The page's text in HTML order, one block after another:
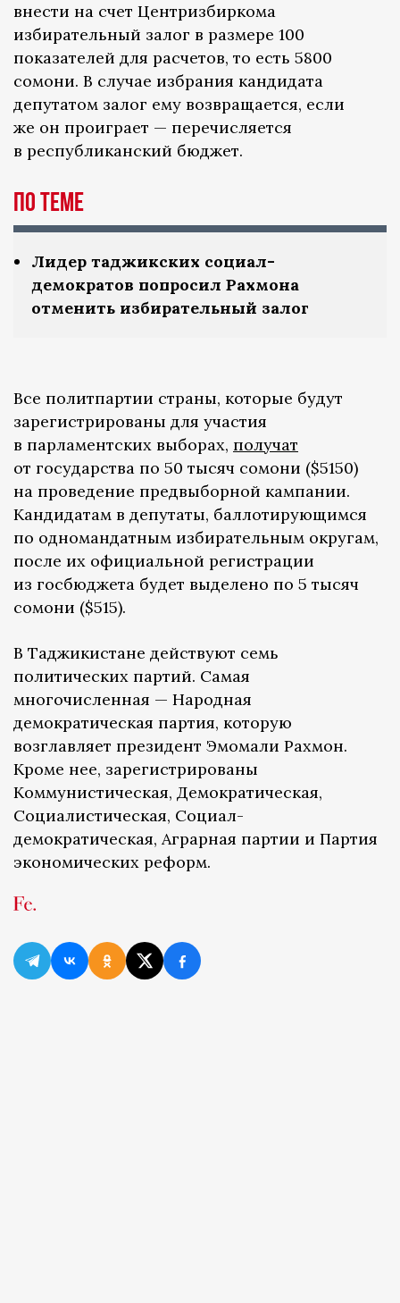
внести на счет Центризбиркома
избирательный залог в размере 100
показателей для расчетов, то есть 5800
сомони. В случае избрания кандидата
депутатом залог ему возвращается, если
же он проиграет — перечисляется
в республиканский бюджет.
По теме
Лидер таджикских социал-
демократов попросил Рахмона
отменить избирательный залог
Все политпартии страны, которые будут
зарегистрированы для участия
в парламентских выборах, получат
от государства по 50 тысяч сомони ($5150)
на проведение предвыборной кампании.
Кандидатам в депутаты, баллотирующимся
по одномандатным избирательным округам,
после их официальной регистрации
из госбюджета будет выделено по 5 тысяч
сомони ($515).
В Таджикистане действуют семь
политических партий. Самая
многочисленная — Народная
демократическая партия, которую
возглавляет президент Эмомали Рахмон.
Кроме нее, зарегистрированы
Коммунистическая, Демократическая,
Социалистическая, Социал-
демократическая, Аграрная партии и Партия
экономических реформ.